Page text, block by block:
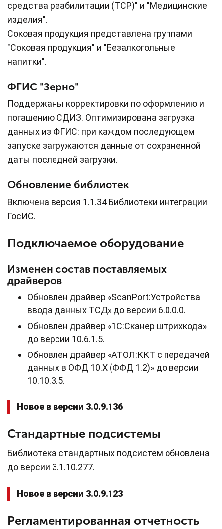
средства реабилитации (ТСР)" и "Медицинские
изделия".
Соковая продукция представлена группами
"Соковая продукция" и "Безалкогольные
напитки".
ФГИС "Зерно"
Поддержаны корректировки по оформлению и
погашению СДИЗ. Оптимизирована загрузка
данных из ФГИС: при каждом последующем
запуске загружаются данные от сохраненной
даты последней загрузки.
Обновление библиотек
Включена версия 1.1.34 Библиотеки интеграции
ГосИС.
Подключаемое оборудование
Изменен состав поставляемых
драйверов
Обновлен драйвер «ScanPort:Устройства
ввода данных ТСД» до версии 6.0.0.0.
Обновлен драйвер «1С:Сканер штрихкода»
до версии 10.6.1.5.
Обновлен драйвер «АТОЛ:ККТ с передачей
данных в ОФД 10.Х (ФФД 1.2)» до версии
10.10.3.5.
Новое в версии 3.0.9.136
Стандартные подсистемы
Библиотека стандартных подсистем обновлена
до версии 3.1.10.277.
Новое в версии 3.0.9.123
Регламентированная отчетность